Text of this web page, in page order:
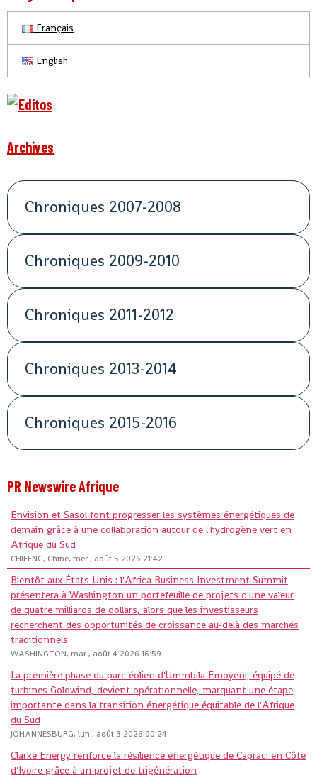
Français
English
Archives
Chroniques 2007-2008
Chroniques 2009-2010
Chroniques 2011-2012
Chroniques 2013-2014
Chroniques 2015-2016
PR Newswire Afrique
Envision et Sasol font progresser les systèmes énergétiques de
demain grâce à une collaboration autour de l'hydrogène vert en
Afrique du Sud
CHIFENG, Chine, mer., août 5 2026 21:42
Bientôt aux États-Unis : l'Africa Business Investment Summit
présentera à Washington un portefeuille de projets d'une valeur
de quatre milliards de dollars, alors que les investisseurs
recherchent des opportunités de croissance au-delà des marchés
traditionnels
WASHINGTON, mar., août 4 2026 16:59
La première phase du parc éolien d'Ummbila Emoyeni, équipé de
turbines Goldwind, devient opérationnelle, marquant une étape
importante dans la transition énergétique équitable de l'Afrique
du Sud
JOHANNESBURG, lun., août 3 2026 00:24
Clarke Energy renforce la résilience énergétique de Capraci en Côte
d'Ivoire grâce à un projet de trigénération